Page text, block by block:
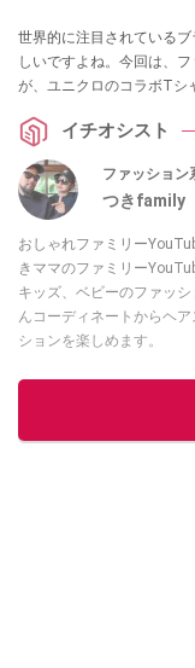
世界的に注目されている
しいですよね。今回は、
が、ユニクロのコラボTシ
イチオシスト
ファッショ
つきfamily
おしゃれファミリーYouTuber。 2歳のキュートなつき局長と、つ
きママのファミリー
キッズ、ベビーのファッ
んコーディネートからヘ
ションを楽しめます。